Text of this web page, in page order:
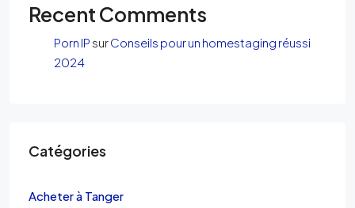
Recent Comments
Porn IP surConseils pour un homestaging réussi
2024
Catégories
Acheter à Tanger